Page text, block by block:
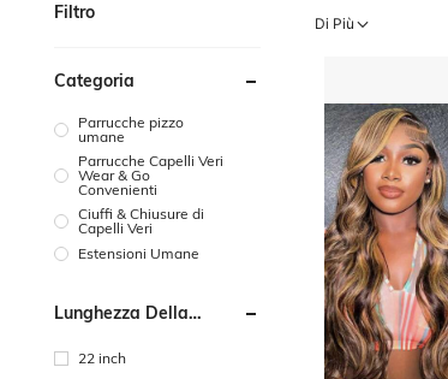
Filtro
Categoria
Parrucche pizzo
umane
Parrucche Capelli Veri
Wear & Go
Convenienti
Ciuffi & Chiusure di
Capelli Veri
Estensioni Umane
Lunghezza Della
22 inch
Di Più